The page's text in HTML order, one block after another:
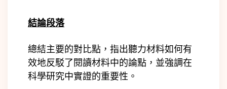
結論段落
總結主要的對比點，指出聽力材料如何有
效地反駁了閱讀材料中的論點，並強調在
科學研究中實證的重要性。